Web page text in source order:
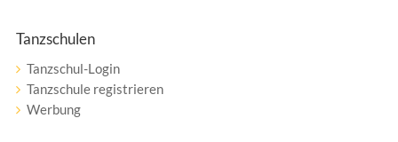
Tanzschulen
Tanzschul-Login
Tanzschule registrieren
Werbung